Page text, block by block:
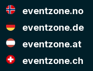
eventzone.no
eventzone.de
eventzone.at
eventzone.ch